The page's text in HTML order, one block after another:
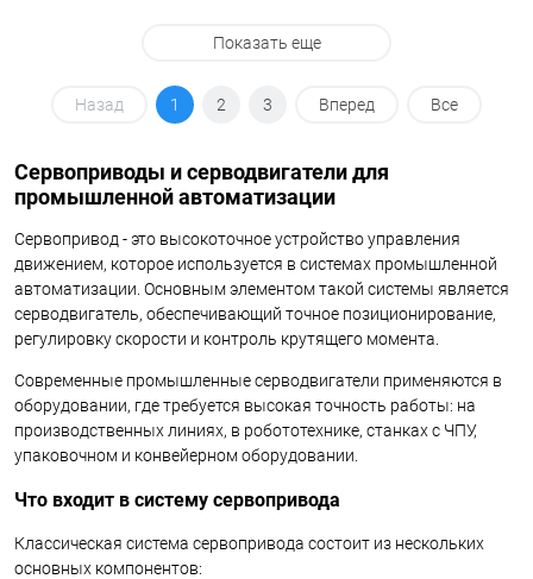
Показать еще
Назад 1 2 3 Вперед Все
Сервоприводы и серводвигатели для
промышленной автоматизации
Сервопривод - это высокоточное устройство управления
движением, которое используется в системах промышленной
автоматизации. Основным элементом такой системы является
серводвигатель, обеспечивающий точное позиционирование,
регулировку скорости и контроль крутящего момента.
Современные промышленные серводвигатели применяются в
оборудовании, где требуется высокая точность работы: на
производственных линиях, в робототехнике, станках с ЧПУ,
упаковочном и конвейерном оборудовании.
Что входит в систему сервопривода
Классическая система сервопривода состоит из нескольких
основных компонентов: